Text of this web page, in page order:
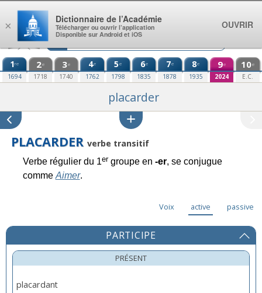
Aller au contenu
1re
1694
2e
1718
3e
1740
4e
1762
5e
1798
6e
1835
7e
1878
8e
1935
9e
2024
10e
E.C.
placarder
PLACARDER verbe transitif
Verbe régulier du 1ergroupe en -er, se conjugue
comme Aimer.
Voix active passive
PARTICIPE
PRÉSENT
placardant
×
Dictionnaire de l’Académie
Télécharger ou ouvrir l’application
Disponible sur Android et iOS
OUVRIR